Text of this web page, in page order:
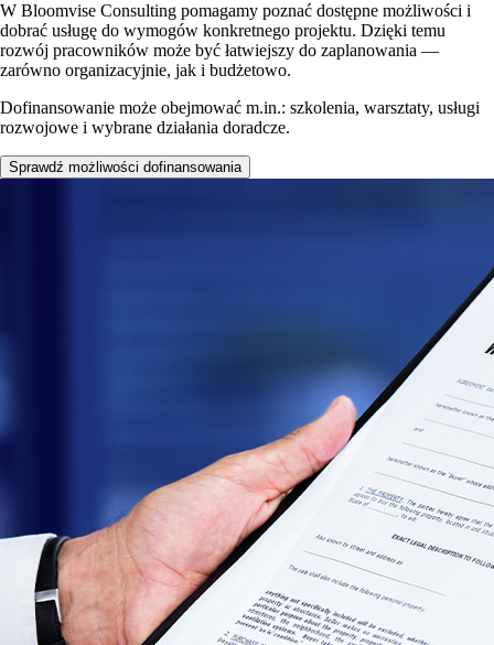
W Bloomvise Consulting pomagamy poznać dostępne możliwości i
dobrać usługę do wymogów konkretnego projektu. Dzięki temu
rozwój pracowników może być łatwiejszy do zaplanowania —
zarówno organizacyjnie, jak i budżetowo.
Dofinansowanie może obejmować m.in.: szkolenia, warsztaty, usługi
rozwojowe i wybrane działania doradcze.
Sprawdź możliwości dofinansowania